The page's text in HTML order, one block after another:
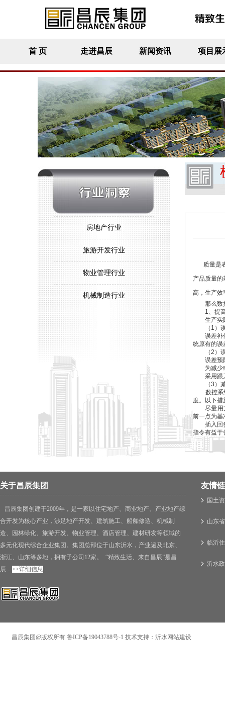
首 页 走进昌辰 新闻资讯 项目展
房地产行业
旅游开发行业
物业管理行业
机械制造行业
质量是表
产品质量
高，生产效
那么数控
1、提高
生产实际
（1）误
误差补偿
统原有的误
（2）误
误差预防
为减少或
采用跟刀
（3）减
数控系统
度。以下
尽量用方
前一点为基
插入回参
指令有益于
关于昌辰集团
昌辰集团创建于2009年，是一家以住宅地产、商业地产、产业地产综
合开发为核心产业，涉足地产开发、建筑施工、船舶修造、机械制
造、园林绿化、旅游开发、物业管理、酒店管理、建材研发等领域的
多元化现代综合企业集团。集团总部位于山东沂水，产业遍及北京、
浙江、山东等多地，拥有子公司12家。 “精致生活、来自昌辰”是昌
辰... >>详细信息
友情
国土
山东
临沂
沂水
昌辰集团@版权所有 鲁ICP备19043788号-1 技术支持：沂水网站建设